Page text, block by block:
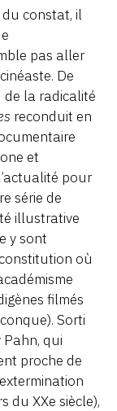
constat, il
pas aller
De
de la radicalité
reconduit en
et
pour
série de
illustrative
y sont
où
filmés
Sorti
Pahn, qui
proche de
du XXe siècle),